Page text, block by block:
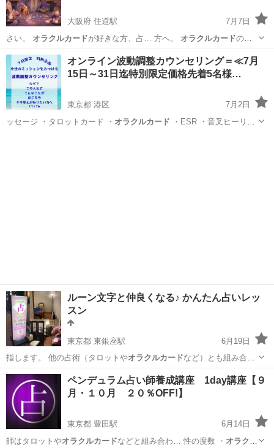
大阪府 住道駅
7月7日
さい。 オラクルカードが好きな方、占… 方へ。 オラクルカードのメ
ッセージを… 座内容】 ・オラクルカードリーディングの… ックコー
オラクルカードとChatGP… すすめ】 ・オラクルカード初心者の方
…
大阪 大東市 住道駅 その他 オラクルカード
オンライン波動調整カウンセリング＝≪7月
15日～31日迄特別限定価格先着5名様…
東京都 港区
7月2日
ッセージ ・タロットカード ・ オラクルカード ・ESR ・音叉ヒーリン
ルーン文字と仲良くなる♪ かんたん占いレッ
スン
東京都 東銀座駅
6月19日
指します。 他の占術（タロットやオラクルカードなど）とも組み合わ
せがしやすく、セ…
東京 中央区 東銀座駅 占い ルーン
ペンデュラム占い師養成講座 1day講座【９
月・１０月 ２０％OFF!】
東京都 豊田駅
6月14日
師はタロットやオラクルカードなどと組み合わ… 性の度数 ・ オラクル